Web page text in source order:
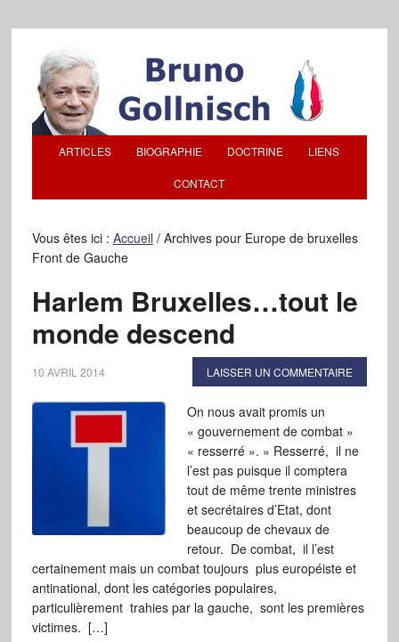
ARTICLES BIOGRAPHIE DOCTRINE LIENS
CONTACT
Vous êtes ici : Accueil /Archives pour Europe de bruxelles
Front de Gauche
Harlem Bruxelles…tout le
monde descend
10 AVRIL 2014 LAISSER UN COMMENTAIRE
On nous avait promis un
« gouvernement de combat »
« resserré ». » Resserré, il ne
l’est pas puisque il comptera
tout de même trente ministres
et secrétaires d’Etat, dont
beaucoup de chevaux de
retour. De combat, il l’est
certainement mais un combat toujours plus européiste et
antinational, dont les catégories populaires,
particulièrement trahies par la gauche, sont les premières
victimes. […]